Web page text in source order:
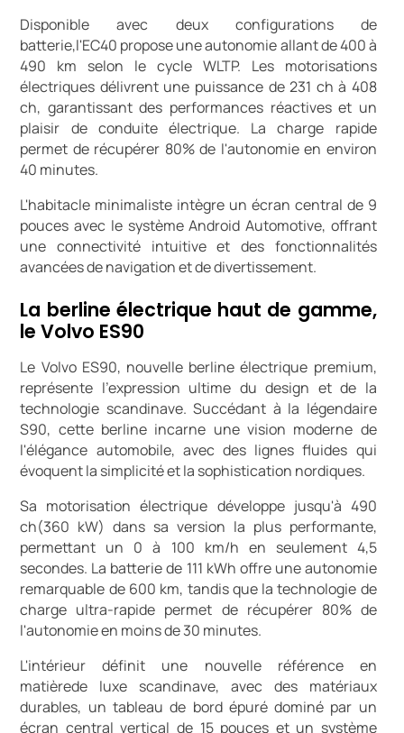
Disponible avec deux configurations de
batterie,l'EC40 propose une autonomie allant de 400 à
490 km selon le cycle WLTP. Les motorisations
électriques délivrent une puissance de 231 ch à 408
ch, garantissant des performances réactives et un
plaisir de conduite électrique. La charge rapide
permet de récupérer 80% de l'autonomie en environ
40 minutes.
L'habitacle minimaliste intègre un écran central de 9
pouces avec le système Android Automotive, offrant
une connectivité intuitive et des fonctionnalités
avancées de navigation et de divertissement.
La berline électrique haut de gamme,
le Volvo ES90
Le Volvo ES90, nouvelle berline électrique premium,
représente l'expression ultime du design et de la
technologie scandinave. Succédant à la légendaire
S90, cette berline incarne une vision moderne de
l'élégance automobile, avec des lignes fluides qui
évoquent la simplicité et la sophistication nordiques.
Sa motorisation électrique développe jusqu'à 490
ch(360 kW) dans sa version la plus performante,
permettant un 0 à 100 km/h en seulement 4,5
secondes. La batterie de 111 kWh offre une autonomie
remarquable de 600 km, tandis que la technologie de
charge ultra-rapide permet de récupérer 80% de
l'autonomie en moins de 30 minutes.
L'intérieur définit une nouvelle référence en
matièrede luxe scandinave, avec des matériaux
durables, un tableau de bord épuré dominé par un
écran central vertical de 15 pouces et un système